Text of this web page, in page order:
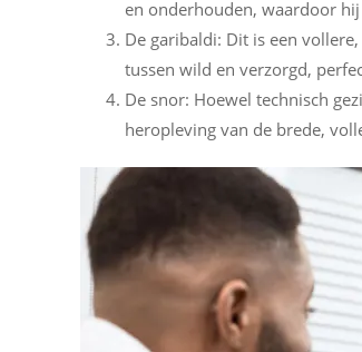
en onderhouden, waardoor
De garibaldi: Dit is een
tussen wild en verzorgd,
De snor: Hoewel technisch
heropleving van de brede,